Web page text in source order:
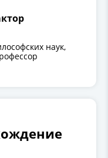
наук,